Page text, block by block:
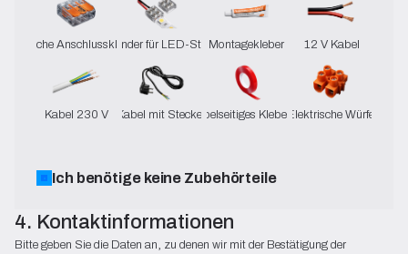
Anschlussklemmen
Verbinder für LED-StreifenMontagekleber 12 V Kabel
Kabel 230 V Kabel mit SteckerDoppelseitiges KlebebandElektrische Würfel
Ich benötige keine Zubehörteile
4. Kontaktinformationen
Bitte geben Sie die Daten an, zu denen wir mit der Bestätigung der